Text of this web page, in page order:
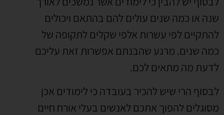
שנה או כמה שנים עולים להם בהתאם ויכולים
להתקיים לפי עשרות אלפי שקלים לתקופה של
כמה שנים. מרגע שהבנתם אפשרות זאת עליכם
לדעת מה מתאים לכם.
לבסוף הרי שיש להכיר בעובדה כי לימודים אכן
מסוגלים להפוך אתכם לאנשים בעלי אורח חיים